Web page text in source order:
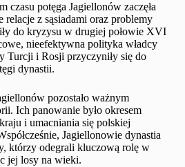
czasu potęga Jagiellonów zaczęła
relacje z sąsiadami oraz problemy
do kryzysu w drugiej połowie XVI
nieefektywna polityka władcy
Turcji i Rosji przyczyniły się do
dynastii.
pozostało ważnym
Ich panowanie było okresem
i umacniania się polskiej
Jagiellonowie dynastia
którzy odegrali kluczową rolę w
jej losy na wieki.